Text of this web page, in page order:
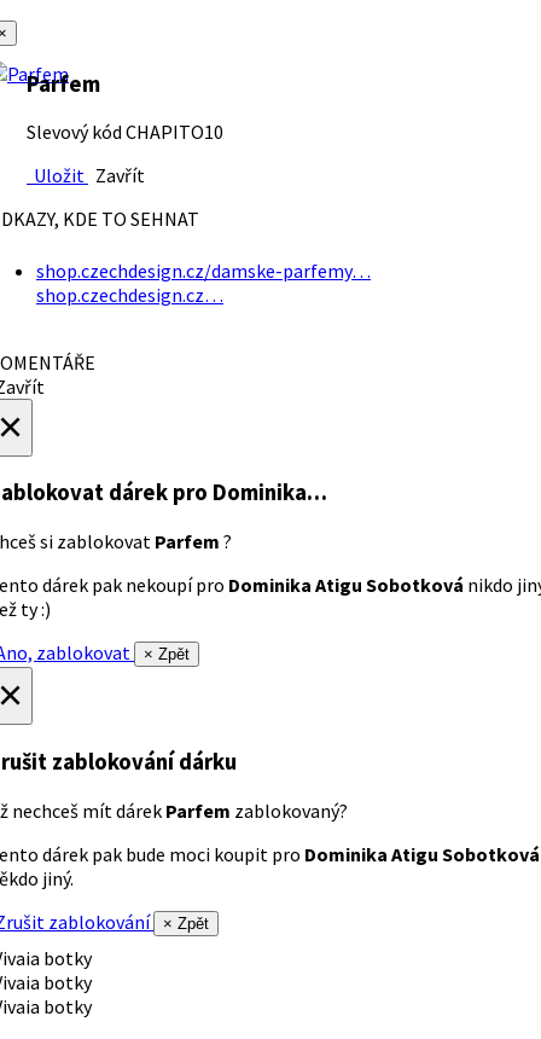
Parfem
Slevový kód CHAPITO10
Uložit Zavřít
KDE TO SEHNAT
shop.czechdesign.cz/damske-parfemy…
shop.czechdesign.cz…
dárek pro Dominika…
si zablokovat Parfem ?
dárek pak nekoupí pro Dominika Atigu Sobotková nikdo
ty :)
zablokovat
× Zpět
zablokování dárku
nechceš mít dárek Parfem zablokovaný?
dárek pak bude moci koupit pro Dominika Atigu Sobotková
jiný.
zablokování
× Zpět